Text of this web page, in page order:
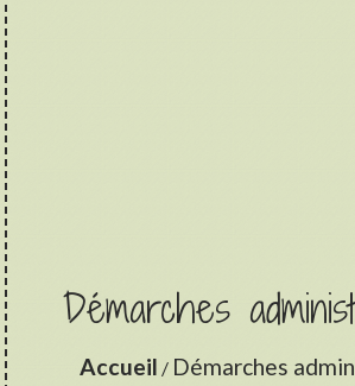
Démarches
Accueil / Démarches